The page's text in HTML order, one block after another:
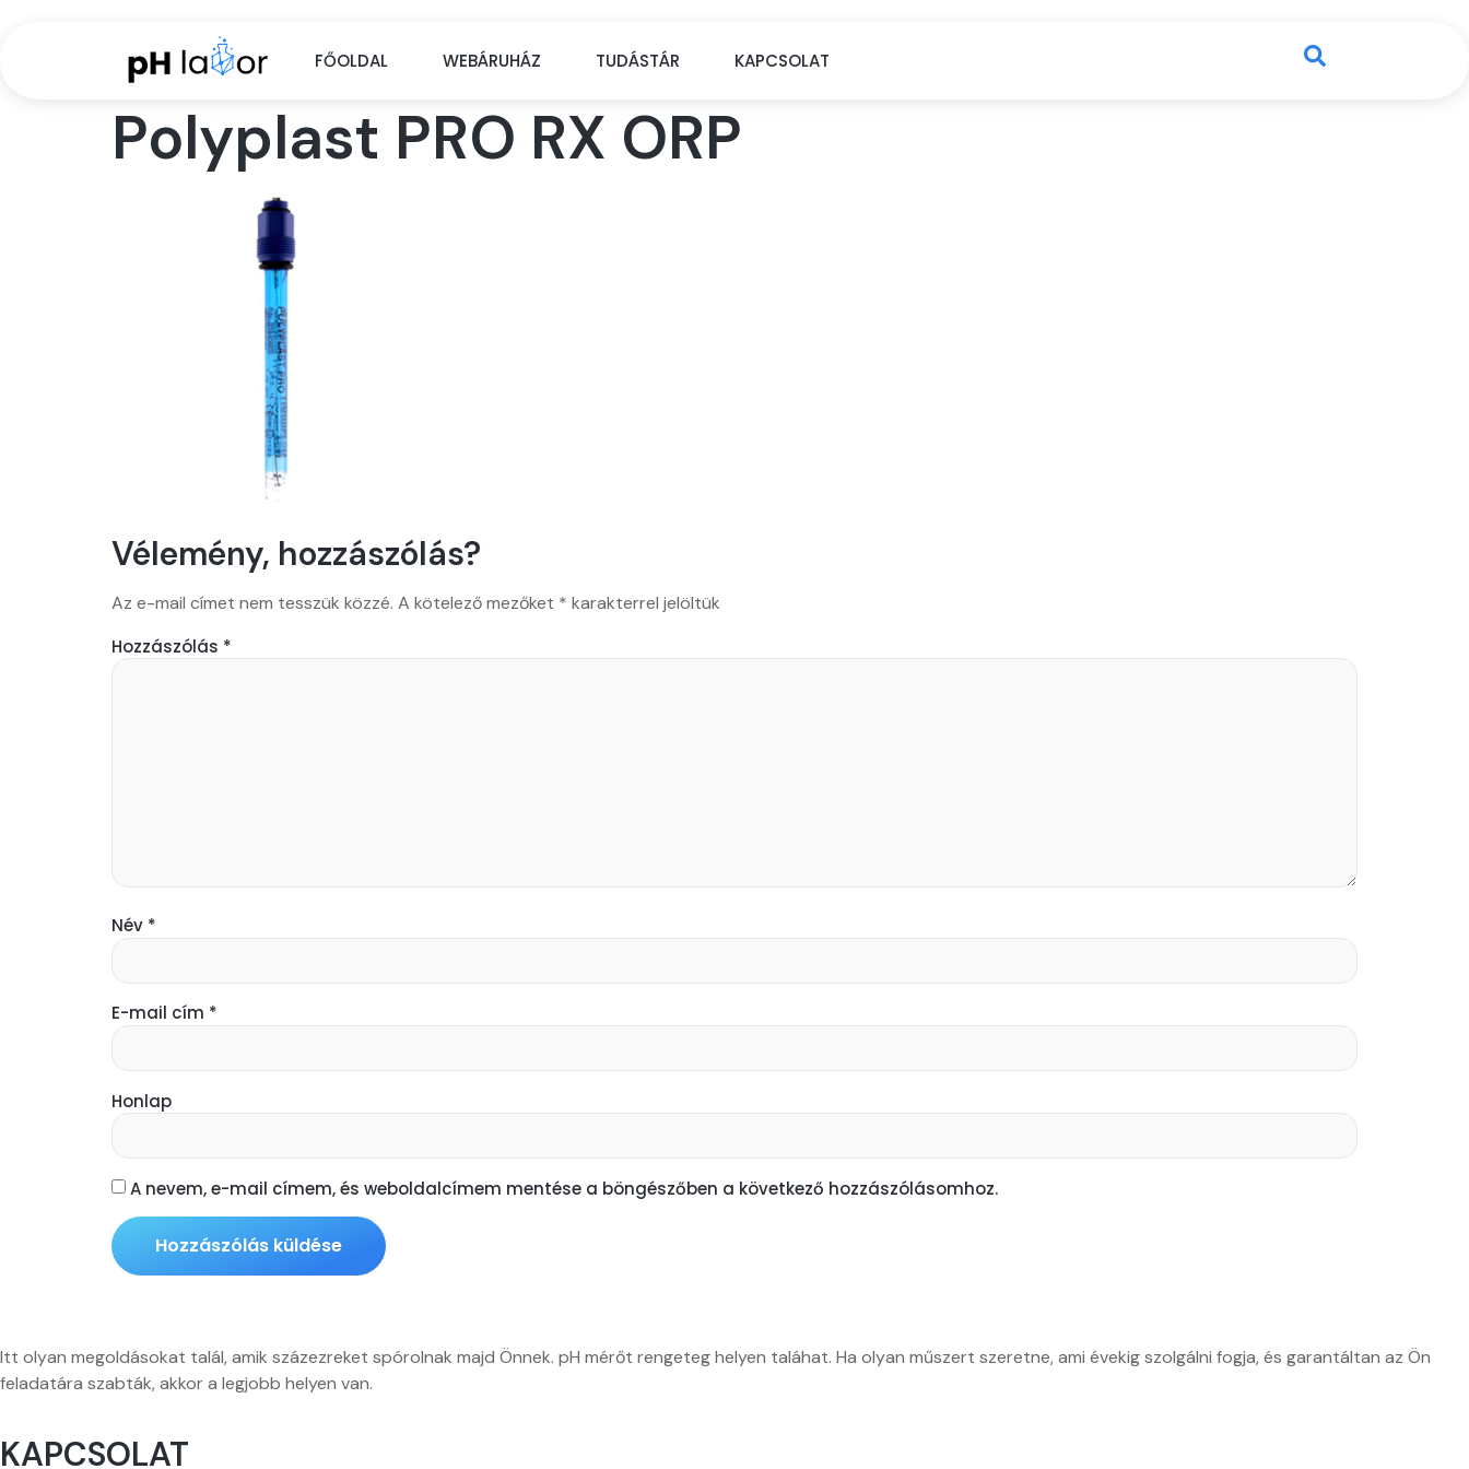
FŐOLDAL WEBÁRUHÁZ TUDÁSTÁR KAPCSOLAT
Polyplast PRO RX ORP
Vélemény, hozzászólás?
Az e-mail címet nem tesszük közzé. A kötelező mezőket * karakterrel jelöltük
Hozzászólás *
Név *
E-mail cím *
Honlap
A nevem, e-mail címem, és weboldalcímem mentése a böngészőben a következő hozzászólásomhoz.
Itt olyan megoldásokat talál, amik százezreket spórolnak majd Önnek. pH mérőt rengeteg helyen taláhat. Ha olyan műszert szeretne, ami évekig szolgálni fogja, és garantáltan az Ön
feladatára szabták, akkor a legjobb helyen van.
KAPCSOLAT